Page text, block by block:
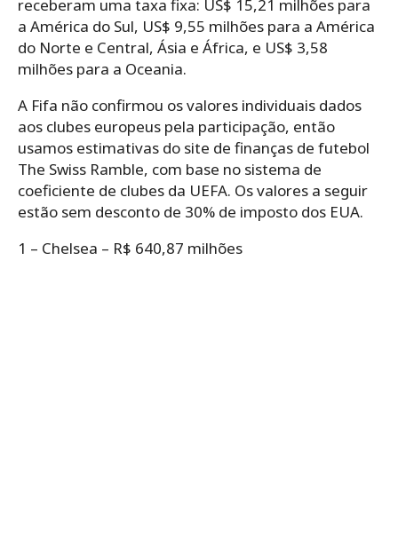
receberam uma taxa fixa: US$ 15,21 milhões para
a América do Sul, US$ 9,55 milhões para a América
do Norte e Central, Ásia e África, e US$ 3,58
milhões para a Oceania.
A Fifa não confirmou os valores individuais dados
aos clubes europeus pela participação, então
usamos estimativas do site de finanças de futebol
The Swiss Ramble, com base no sistema de
coeficiente de clubes da UEFA. Os valores a seguir
estão sem desconto de 30% de imposto dos EUA.
1 – Chelsea – R$ 640,87 milhões